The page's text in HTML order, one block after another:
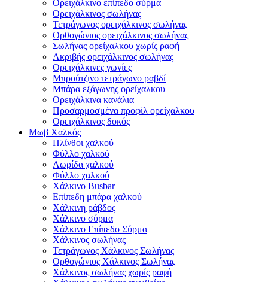
Ορειχάλκινο επίπεδο σύρμα
Ορειχάλκινος σωλήνας
Τετράγωνος ορειχάλκινος σωλήνας
Ορθογώνιος ορειχάλκινος σωλήνας
Σωλήνας ορείχαλκου χωρίς ραφή
Ακριβής ορειχάλκινος σωλήνας
Ορειχάλκινες γωνίες
Μπρούτζινο τετράγωνο ραβδί
Μπάρα εξάγωνης ορείχαλκου
Ορειχάλκινα κανάλια
Προσαρμοσμένα προφίλ ορείχαλκου
Ορειχάλκινος δοκός
Μωβ Χαλκός
Πλίνθοι χαλκού
Φύλλο χαλκού
Λωρίδα χαλκού
Φύλλο χαλκού
Χάλκινο Busbar
Επίπεδη μπάρα χαλκού
Χάλκινη ράβδος
Χάλκινο σύρμα
Χάλκινο Επίπεδο Σύρμα
Χάλκινος σωλήνας
Τετράγωνος Χάλκινος Σωλήνας
Ορθογώνιος Χάλκινος Σωλήνας
Χάλκινος σωλήνας χωρίς ραφή